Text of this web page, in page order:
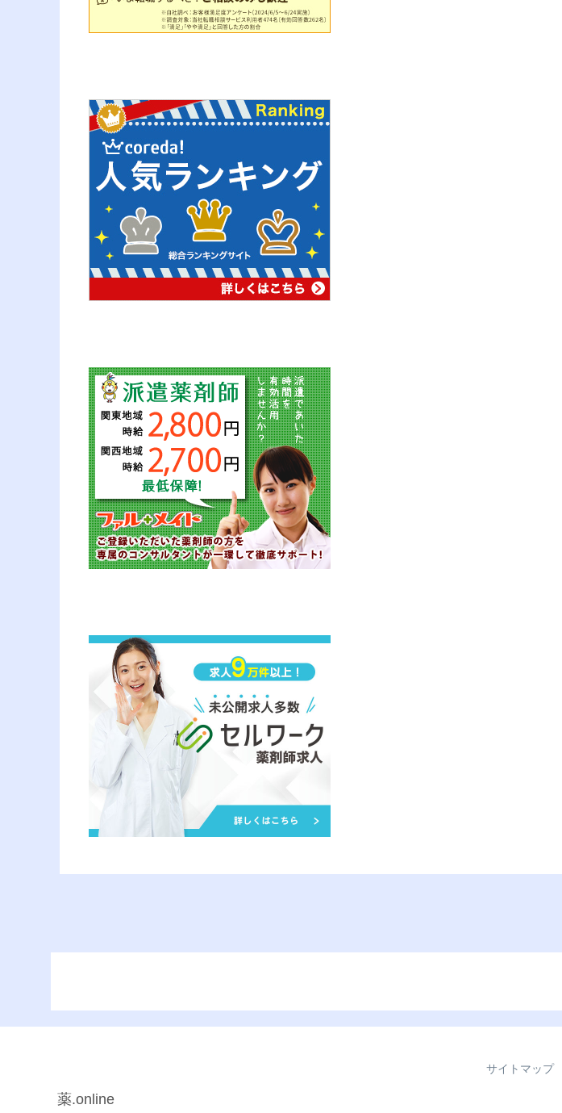
薬.online
サイトマップ